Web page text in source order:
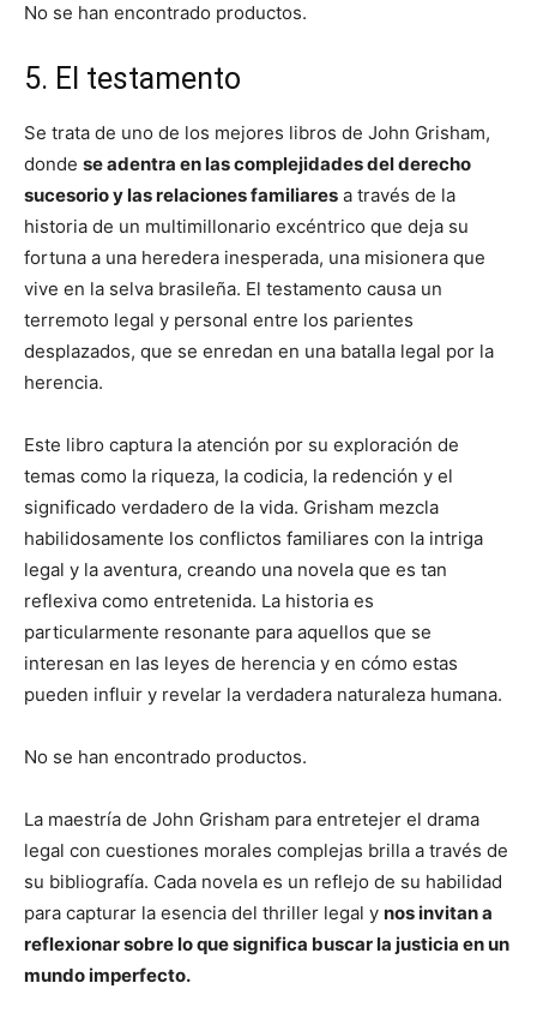
No se han encontrado productos.
5. El testamento
Se trata de uno de los mejores libros de John Grisham,
donde se adentra en las complejidades del derecho
sucesorio y las relaciones familiares a través de la
historia de un multimillonario excéntrico que deja su
fortuna a una heredera inesperada, una misionera que
vive en la selva brasileña. El testamento causa un
terremoto legal y personal entre los parientes
desplazados, que se enredan en una batalla legal por la
herencia.
Este libro captura la atención por su exploración de
temas como la riqueza, la codicia, la redención y el
significado verdadero de la vida. Grisham mezcla
habilidosamente los conflictos familiares con la intriga
legal y la aventura, creando una novela que es tan
reflexiva como entretenida. La historia es
particularmente resonante para aquellos que se
interesan en las leyes de herencia y en cómo estas
pueden influir y revelar la verdadera naturaleza humana.
No se han encontrado productos.
La maestría de John Grisham para entretejer el drama
legal con cuestiones morales complejas brilla a través de
su bibliografía. Cada novela es un reflejo de su habilidad
para capturar la esencia del thriller legal y nos invitan a
reflexionar sobre lo que significa buscar la justicia en un
mundo imperfecto.